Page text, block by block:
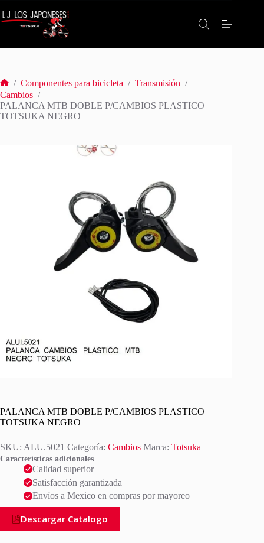
al
contenido
Inicio
/ Componentes para bicicleta / Transmisión /
Cambios /
PALANCA MTB DOBLE P/CAMBIOS PLASTICO
TOTSUKA NEGRO
PALANCA MTB DOBLE P/CAMBIOS PLASTICO
TOTSUKA NEGRO
SKU: ALU.5021 Categoría: Cambios Marca: Totsuka
Características adicionales
Calidad superior
Satisfacción garantizada
Envíos a Mexico en compras por mayoreo
Descargar Catalogo